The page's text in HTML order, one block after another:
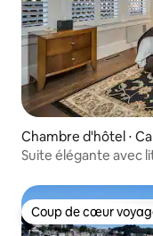
Chambre d'hôtel ⋅
Suite élégante avec
Coup de cœur
Coup de cœur